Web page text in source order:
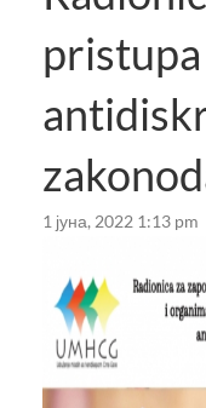
1 јуна, 2022 1:13 pm